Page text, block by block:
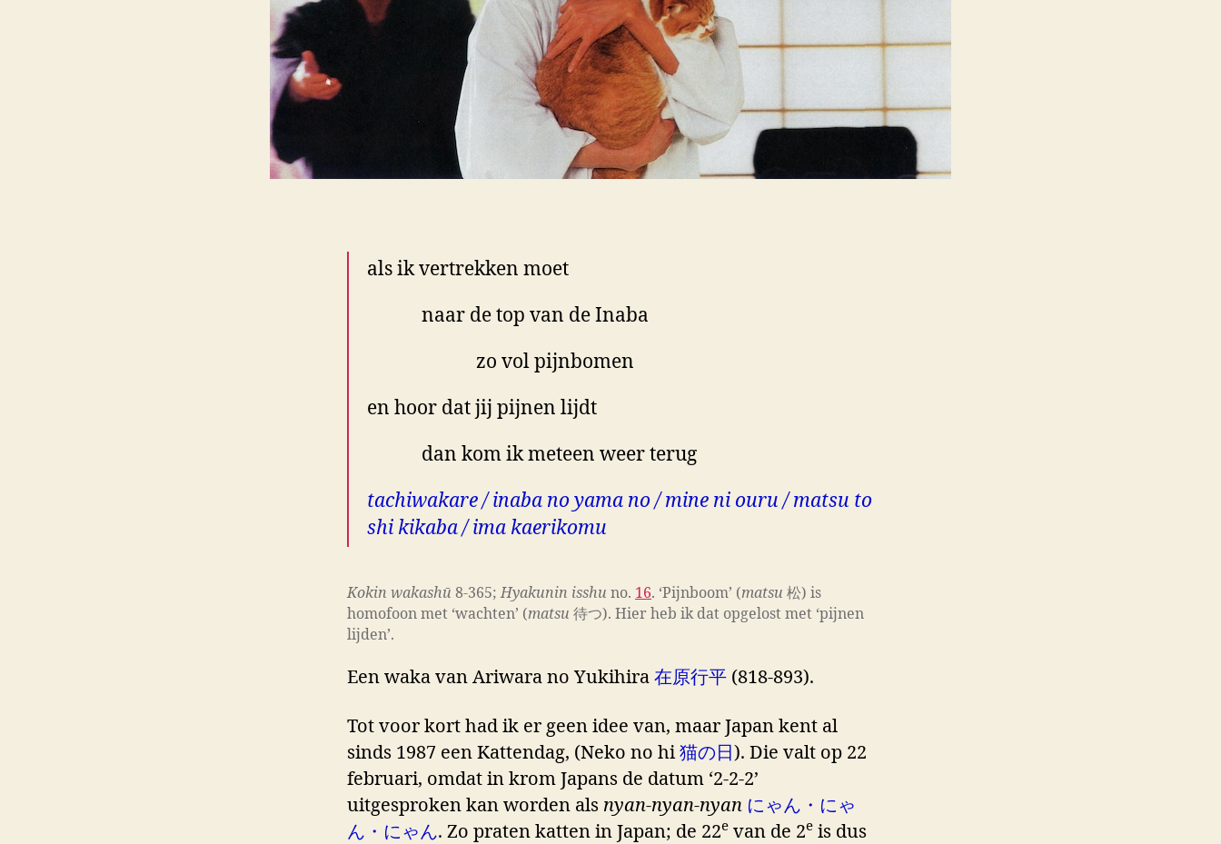
als ik vertrekken moet
naar de top van de Inaba
zo vol pijnbomen
en hoor dat jij pijnen lijdt
dan kom ik meteen weer terug
tachiwakare / inaba no yama no / mine ni ouru / matsu to
shi kikaba / ima kaerikomu
Kokin wakashū 8-365;Hyakunin isshu no. 16. ‘Pijnboom’ (matsu 松) is
homofoon met ‘wachten’ (matsu 待つ). Hier heb ik dat opgelost met ‘pijnen
lijden’.
Een waka van Ariwara no Yukihira 在原行平 (818-893).
Tot voor kort had ik er geen idee van, maar Japan kent al
sinds 1987 een Kattendag, (Neko no hi猫の日). Die valt op 22
februari, omdat in krom Japans de datum ‘2-2-2’
uitgesproken kan worden als nyan-nyan-nyan にゃん・にゃ
ん・にゃん. Zo praten katten in Japan; de 22e van de 2e is dus